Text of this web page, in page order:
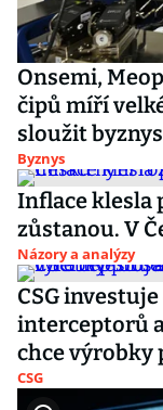
Onsemi,
čipů míří
sloužit
Byznys
Inflace klesla
zůstanou. V
Názory a analýzy
CSG
interceptorů
chce výrobky
CSG